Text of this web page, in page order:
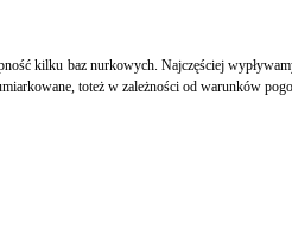
kilku baz nurkowych. Najczęściej
toteż w zależności od warunków